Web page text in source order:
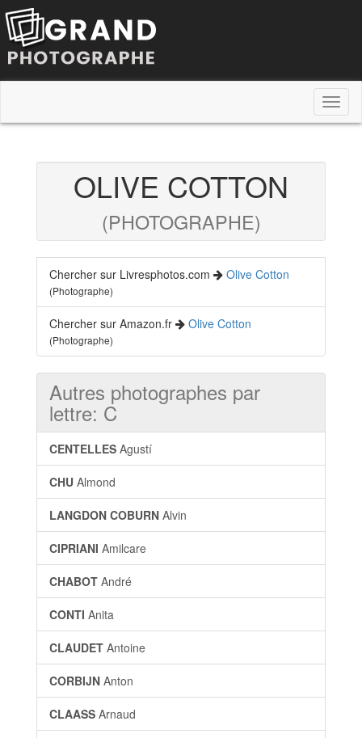
OLIVE COTTON
(PHOTOGRAPHE)
Chercher sur Livresphotos.com Olive Cotton
(Photographe)
Chercher sur Amazon.fr Olive Cotton
(Photographe)
Autres photographes par
lettre: C
CENTELLES Agustí
CHU Almond
LANGDON COBURN Alvin
CIPRIANI Amilcare
CHABOT André
CONTI Anita
CLAUDET Antoine
CORBIJN Anton
CLAASS Arnaud